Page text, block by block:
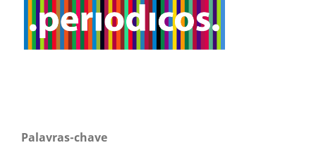
Palavras-chave